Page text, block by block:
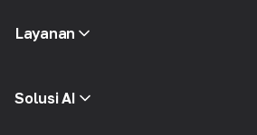
Layanan
Proxy mobile
Solusi AI